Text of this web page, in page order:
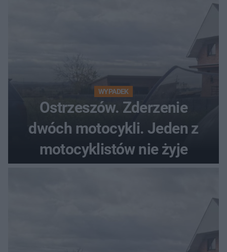
WYPADEK
Ostrzeszów. Zderzenie
dwóch motocykli. Jeden z
motocyklistów nie żyje